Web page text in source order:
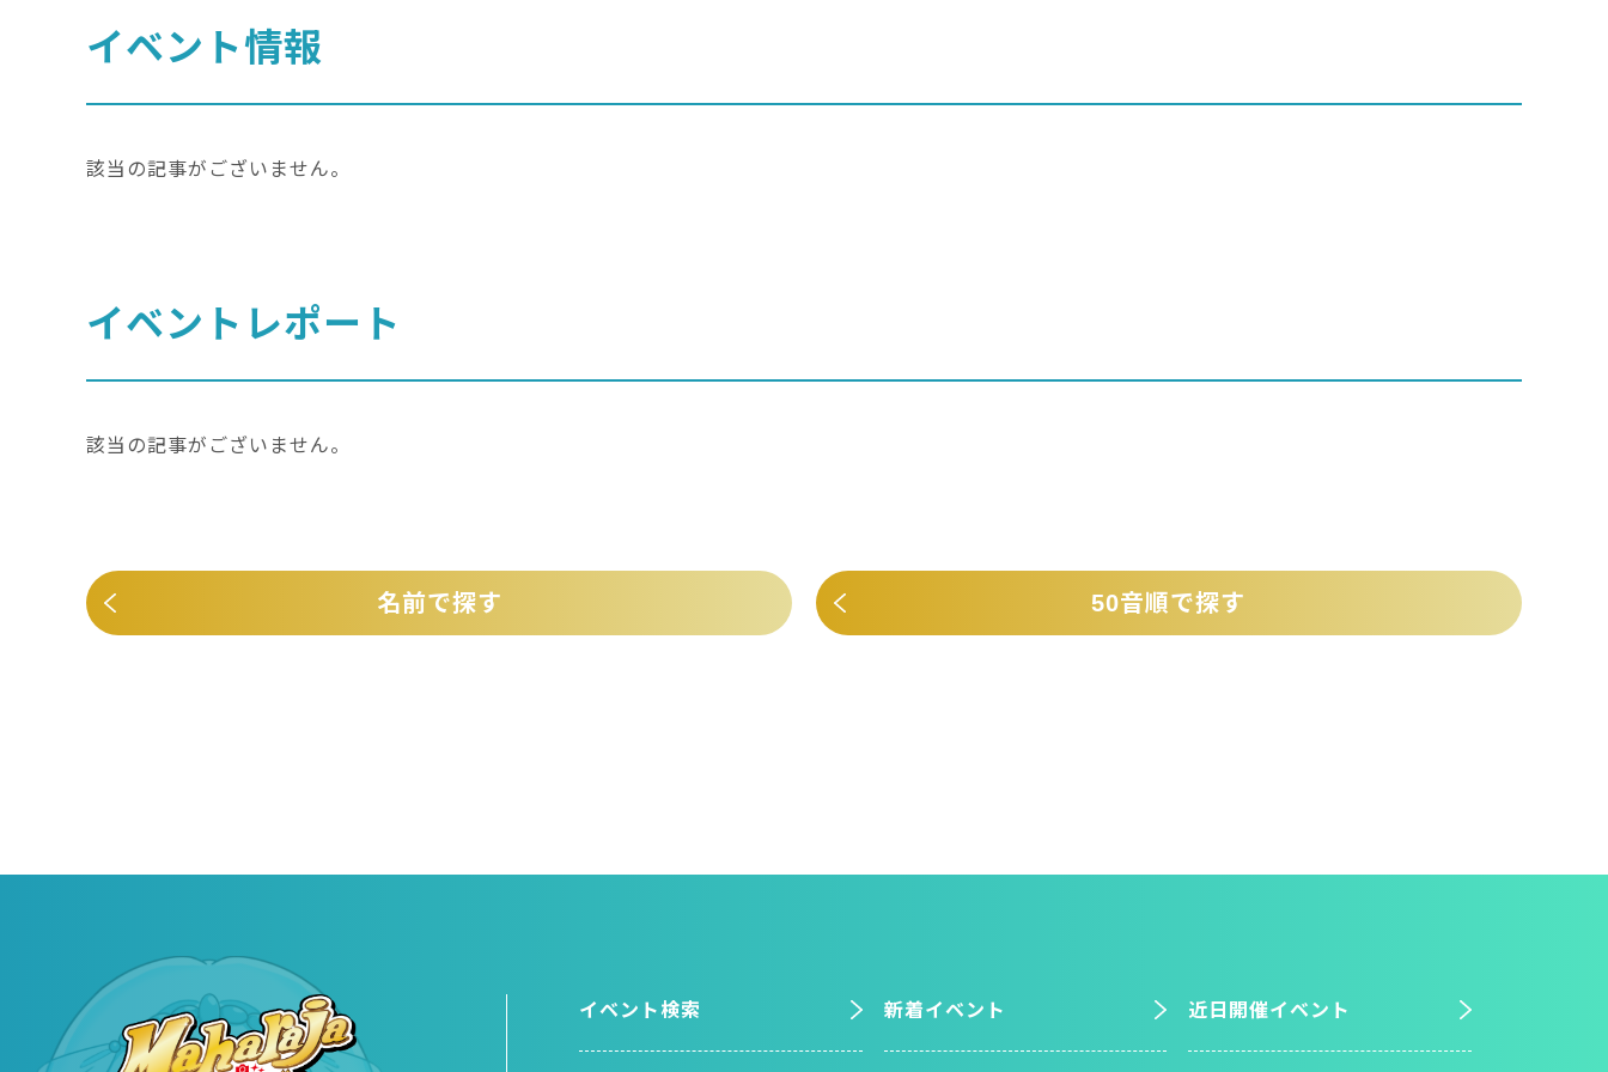
イベント情報
該当の記事がございません。
イベントレポート
該当の記事がございません。
名前で探す 50音順で探す
イベント検索 新着イベント 近日開催イベント